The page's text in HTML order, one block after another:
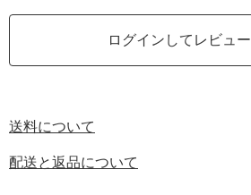
ログインしてレビュ
送料について
配送と返品について